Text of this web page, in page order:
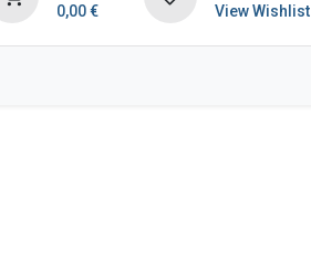
0,00€
View Wishlist